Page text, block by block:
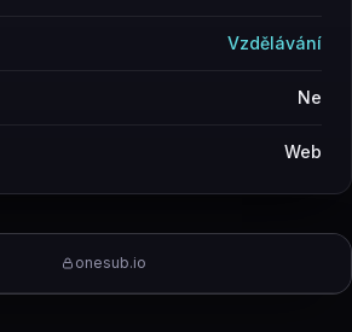
onesub.io
Vzdělávání
Ne
Web